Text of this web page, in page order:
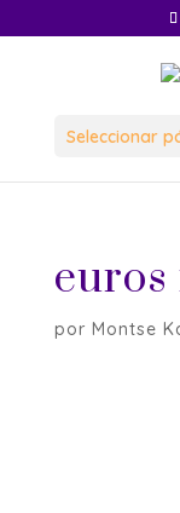
Seleccionar
por Montse